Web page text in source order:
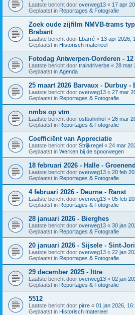
Laatste bericht door overweg13 « 17 apr
Geplaatst in Reportages & Fotografie
Zoek oude zijfilm NMVB-trams
Brabant
Laatste bericht door Lbarré « 13 apr 2026,
Geplaatst in Historisch materieel
Fotodag Antwerpen-Oorderen -
Laatste bericht door traindriverbe « 28 mar
Geplaatst in Agenda
25 maart 2026 Barvaux - Durbuy -
Laatste bericht door overweg13 « 27 mar
Geplaatst in Reportages & Fotografie
nmbs op vtm
Laatste bericht door ostbahnhof « 26 mar
Geplaatst in Reportages & Fotografie
Coefficiënt van Appreciatie
Laatste bericht door Strijkregel « 24 mar
Geplaatst in Werken bij de spoorwegen
18 februari 2026 - Halle -
Laatste bericht door overweg13 « 20 feb
Geplaatst in Reportages & Fotografie
4 februari 2026 - Deurne - Ranst
Laatste bericht door overweg13 « 05 feb
Geplaatst in Reportages & Fotografie
28 januari 2026 - Bierghes
Laatste bericht door overweg13 « 30 jan
Geplaatst in Reportages & Fotografie
20 januari 2026 - Sijsele - Sint-
Laatste bericht door overweg13 « 22 jan
Geplaatst in Reportages & Fotografie
29 december 2025 - Ittre
Laatste bericht door overweg13 « 02 jan
Geplaatst in Reportages & Fotografie
5512
Laatste bericht door pirre « 01 jan 2026,
Geplaatst in Historisch materieel